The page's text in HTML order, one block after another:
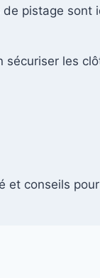
pistage sont
sécuriser les
et conseils